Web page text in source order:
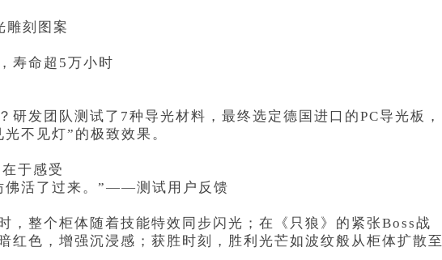
雕刻图案
寿命超5万小时
研发团队测试了7种导光材料，最终选定德国进口的PC导光板，
不见灯”的极致效果。
于感受
佛活了过来。”——测试用户反馈
，整个柜体随着技能特效同步闪光；在《只狼》的紧张Boss战
红色，增强沉浸感；获胜时刻，胜利光芒如波纹般从柜体扩散至